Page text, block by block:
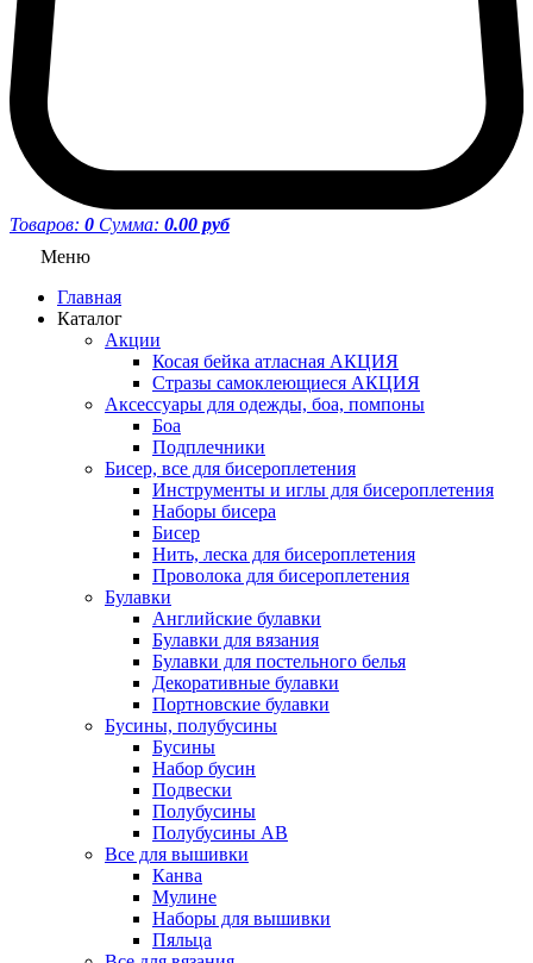
Товаров: 0 Сумма: 0.00 руб
Меню
Главная
Каталог
Акции
Косая бейка атласная АКЦИЯ
Стразы самоклеющиеся АКЦИЯ
Аксессуары для одежды, боа, помпоны
Боа
Подплечники
Бисер, все для бисероплетения
Инструменты и иглы для бисероплетения
Наборы бисера
Бисер
Нить, леска для бисероплетения
Проволока для бисероплетения
Булавки
Английские булавки
Булавки для вязания
Булавки для постельного белья
Декоративные булавки
Портновские булавки
Бусины, полубусины
Бусины
Набор бусин
Подвески
Полубусины
Полубусины AB
Все для вышивки
Канва
Мулине
Наборы для вышивки
Пяльца